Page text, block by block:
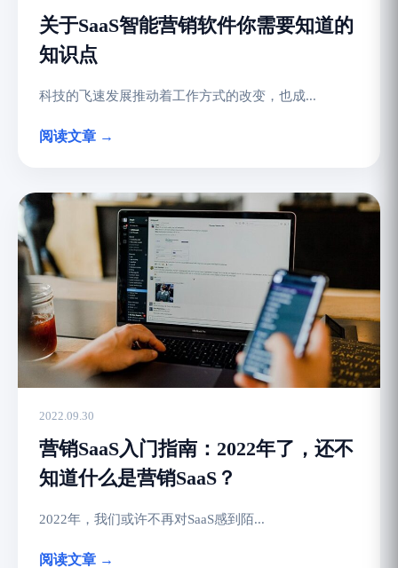
关于SaaS智能营销软件你需要知道的
知识点
科技的飞速发展推动着工作方式的改变，也成...
阅读文章 →
2022.09.30
营销SaaS入门指南：2022年了，还不
知道什么是营销SaaS？
2022年，我们或许不再对SaaS感到陌...
阅读文章 →